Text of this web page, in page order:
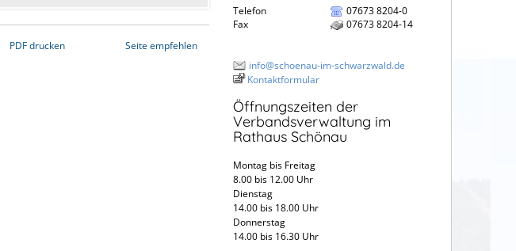
PDF drucken Seite empfehlen
Telefon
07673 8204-0
Fax
07673 8204-14
info@schoenau-im-schwarzwald.de
Kontaktformular
Öffnungszeiten der
Verbandsverwaltung im
Rathaus Schönau
Montag bis Freitag
8.00 bis 12.00 Uhr
Dienstag
14.00 bis 18.00 Uhr
Donnerstag
14.00 bis 16.30 Uhr